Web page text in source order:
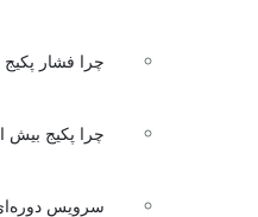
چرا فشار
چرا پکیج بیش
سرویس